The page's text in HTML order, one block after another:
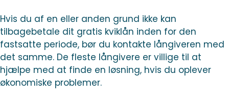
Hvis du af en eller anden grund ikke kan
tilbagebetale dit gratis kviklån inden for den
fastsatte periode, bør du kontakte långiveren med
det samme. De fleste långivere er villige til at
hjælpe med at finde en løsning, hvis du oplever
økonomiske problemer.